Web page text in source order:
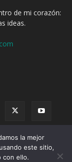
de mi corazón:
ideas.
Publicidad
la mejor
este sitio,
con ello.